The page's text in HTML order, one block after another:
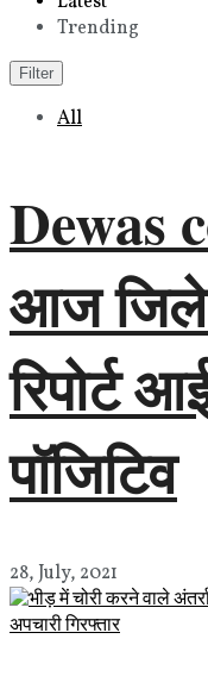
Trending
Filter
All
Dewas
आज जिले
रिपोर्ट
पॉजिटिव
28, July, 2021